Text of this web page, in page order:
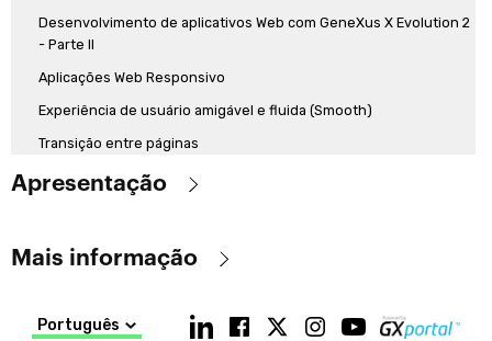
Desenvolvimento de aplicativos Web com GeneXus X Evolution 2
- Parte II
Aplicações Web Responsivo
Experiência de usuário amigável e fluida (Smooth)
Transição entre páginas
Notificações Web
Transação base
Cláusula Unique
Apresentação
importantes que aversão Evolution 3
amostragem do que é fundamental. Para se aprofundar em cada
Mais informação
Familiarizar-se com as principais características da versão
Português